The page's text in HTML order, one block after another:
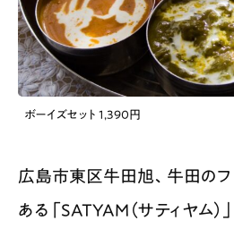
ボーイズセット 1,390円
広島市東区牛田旭、牛田のフ
ある「SATYAM（サティヤム）」